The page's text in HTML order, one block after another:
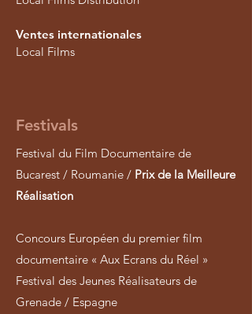
Ventes internationales
Local Films
Festivals
Festival du Film Documentaire de
Bucarest / Roumanie / Prix de la Meilleure
Réalisation
Concours Européen du premier film
documentaire « Aux Ecrans du Réel »
Festival des Jeunes Réalisateurs de
Grenade / Espagne